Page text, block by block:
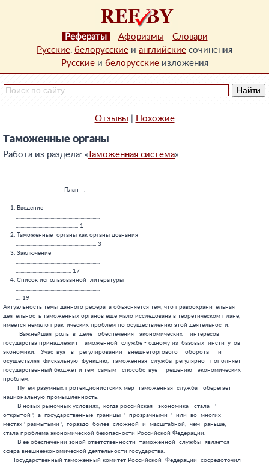
Рефераты - Афоризмы - Словари
Русские, белорусские и английские сочинения
Русскиеи белорусскиеизложения
Отзывы Похожие
Таможенные органы
Работа из раздела: «Таможенная система»